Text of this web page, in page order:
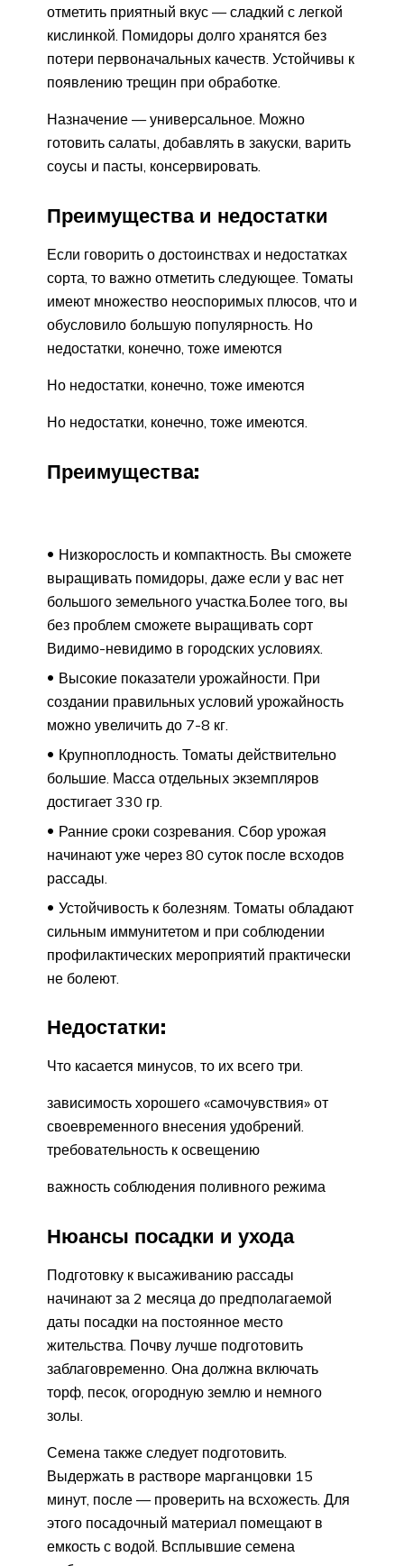
отметить приятный вкус — сладкий с легкой
кислинкой. Помидоры долго хранятся без
потери первоначальных качеств. Устойчивы к
появлению трещин при обработке.
Назначение — универсальное. Можно
готовить салаты, добавлять в закуски, варить
соусы и пасты, консервировать.
Преимущества и недостатки
Если говорить о достоинствах и недостатках
сорта, то важно отметить следующее. Томаты
имеют множество неоспоримых плюсов, что и
обусловило большую популярность. Но
недостатки, конечно, тоже имеются
Но недостатки, конечно, тоже имеются
Но недостатки, конечно, тоже имеются.
Преимущества:
Низкорослость и компактность. Вы сможете
выращивать помидоры, даже если у вас нет
большого земельного участка.Более того, вы
без проблем сможете выращивать сорт
Видимо-невидимо в городских условиях.
Высокие показатели урожайности. При
создании правильных условий урожайность
можно увеличить до 7-8 кг.
Крупноплодность. Томаты действительно
большие. Масса отдельных экземпляров
достигает 330 гр.
Ранние сроки созревания. Сбор урожая
начинают уже через 80 суток после всходов
рассады.
Устойчивость к болезням. Томаты обладают
сильным иммунитетом и при соблюдении
профилактических мероприятий практически
не болеют.
Недостатки:
Что касается минусов, то их всего три.
зависимость хорошего «самочувствия» от
своевременного внесения удобрений.
требовательность к освещению
важность соблюдения поливного режима
Нюансы посадки и ухода
Подготовку к высаживанию рассады
начинают за 2 месяца до предполагаемой
даты посадки на постоянное место
жительства. Почву лучше подготовить
заблаговременно. Она должна включать
торф, песок, огородную землю и немного
золы.
Семена также следует подготовить.
Выдержать в растворе марганцовки 15
минут, после — проверить на всхожесть. Для
этого посадочный материал помещают в
емкость с водой. Всплывшие семена